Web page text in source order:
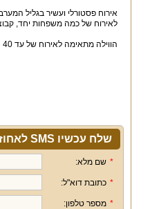
אירוח פסטורלי ועשיר בגליל
לאירוח של כמה משפחות יחד,
הווילה מתאימה לאירוח של עד 40 נופשים.
שלח עכשיו SMS לאחוזת נחל כזיב
* שם מלא:
* כתובת דוא"ל:
* מספר טלפון: